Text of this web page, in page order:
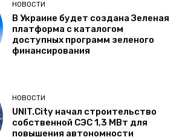
НОВОСТИ
В Украине будет создана Зеленая
платформа с каталогом
доступных программ зеленого
финансирования
НОВОСТИ
UNIT.City начал строительство
собственной СЭС 1,3 МВт для
повышения автономности